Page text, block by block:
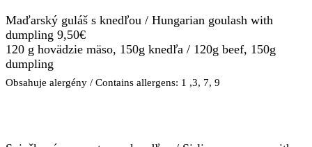
Maďarský guláš s knedľou / Hungarian goulash with
dumpling 9,50€
120 g hovädzie mäso, 150g knedľa / 120g beef, 150g
dumpling
Obsahuje alergény / Contains allergens: 1 ,3, 7, 9